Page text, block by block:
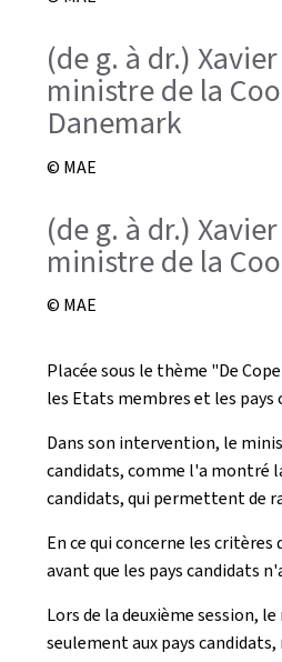
(de g. à dr.)
ministre de la
Danemark
© MAE
(de g. à dr.)
ministre de la
© MAE
Placée sous le thème "De
les Etats membres et les
Dans son intervention, le
candidats, comme l'a montré
candidats, qui permettent de
En ce qui concerne les
avant que les pays candidats
Lors de la deuxième session,
seulement aux pays